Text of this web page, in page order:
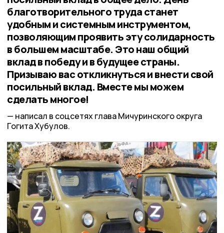
благотворительного труда станет
удобным и системным инструментом,
позволяющим проявить эту солидарность
в большем масштабе. Это наш общий
вклад в победу и в будущее страны.
Призываю вас откликнуться и внести свой
посильный вклад. Вместе мы можем
сделать многое!
написал в соцсетях глава Мичуринского округа
Гогита Хубулов.